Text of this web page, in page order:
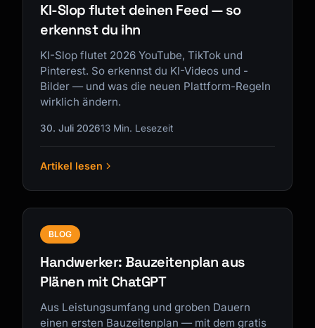
KI-Slop flutet deinen Feed — so
erkennst du ihn
KI-Slop flutet 2026 YouTube, TikTok und
Pinterest. So erkennst du KI-Videos und -
Bilder — und was die neuen Plattform-Regeln
wirklich ändern.
30. Juli 202613 Min. Lesezeit
Artikel lesen
BLOG
Handwerker: Bauzeitenplan aus
Plänen mit ChatGPT
Aus Leistungsumfang und groben Dauern
einen ersten Bauzeitenplan — mit dem gratis